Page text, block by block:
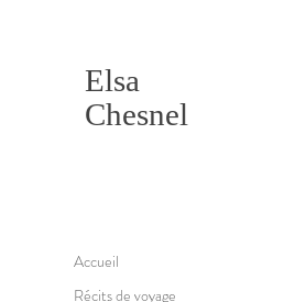
Elsa
Chesnel
Accueil
Récits de voyage